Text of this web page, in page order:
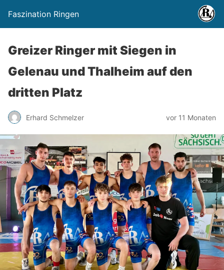
Faszination Ringen
Greizer Ringer mit Siegen in
Gelenau und Thalheim auf den
dritten Platz
Erhard Schmelzer vor 11 Monaten